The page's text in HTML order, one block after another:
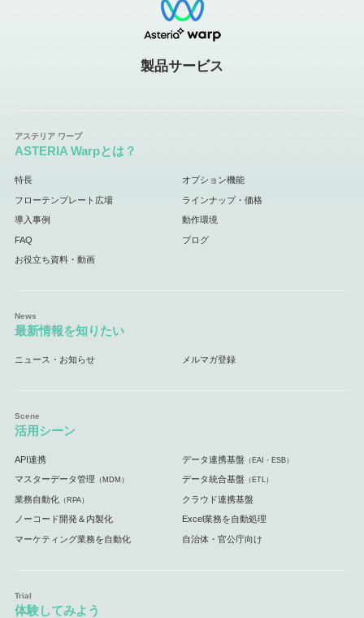
製品サービス
ASTERIA Warpとは？
特長 オプション機能
フローテンプレート広場 ラインナップ・価格
導入事例 動作環境
FAQ ブログ
お役立ち資料・動画
最新情報を知りたい
ニュース・お知らせ メルマガ登録
活用シーン
API連携 データ連携基盤 （EAI・ESB）
マスターデータ管理 （MDM） データ統合基盤 （ETL）
業務自動化（RPA） クラウド連携基盤
ノーコード開発＆内製化 Excel業務を自動処理
マーケティング業務を自動化 自治体・官公庁向け
体験してみよう